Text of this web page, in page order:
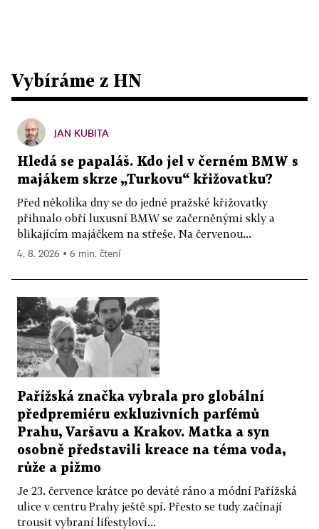
Vybíráme z HN
JAN KUBITA
Hledá se papaláš. Kdo jel v černém BMW s
majákem skrze „Turkovu“ křižovatku?
Před několika dny se do jedné pražské křižovatky
přihnalo obří luxusní BMW se začerněnými skly a
blikajícím majáčkem na střeše. Na červenou...
4. 8. 2026 ▪ 6 min. čtení
Pařížská značka vybrala pro globální
předpremiéru exkluzivních parfémů
Prahu, Varšavu a Krakov. Matka a syn
osobně představili kreace na téma voda,
růže a pižmo
Je 23. července krátce po deváté ráno a módní Pařížská
ulice v centru Prahy ještě spí. Přesto se tudy začínají
trousit vybraní lifestyloví...